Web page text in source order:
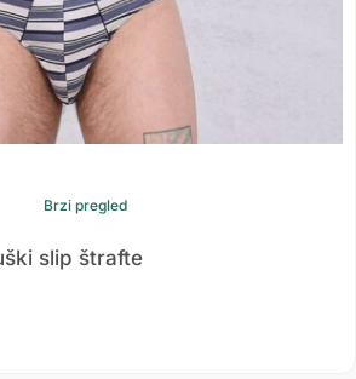
Brzi pregled
slip štrafte